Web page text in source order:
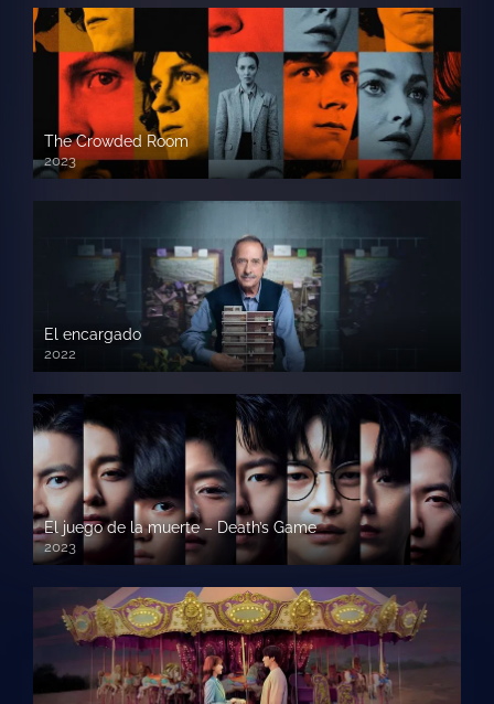
The Crowded Room
2023
El encargado
2022
El juego de la muerte – Death’s Game
2023